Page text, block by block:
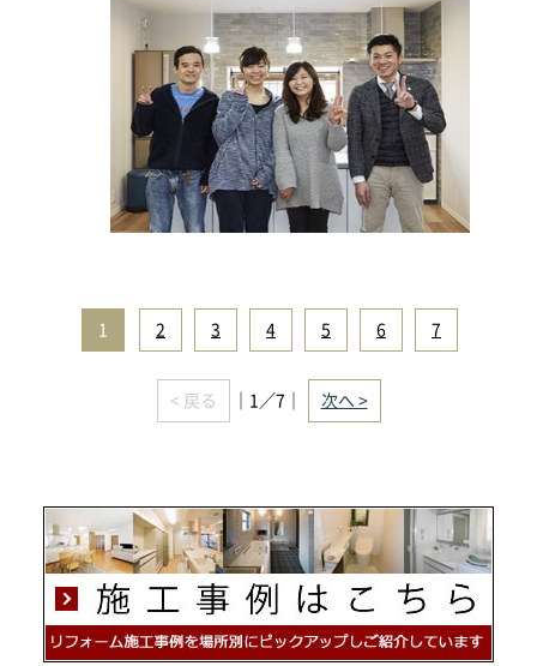
1 2 3 4 5 6 7
< 戻る ｜1／7｜ 次へ >